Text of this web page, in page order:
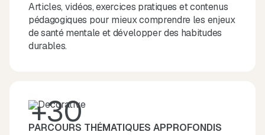
Articles, vidéos, exercices pratiques et contenus
pédagogiques pour mieux comprendre les enjeux
de santé mentale et développer des habitudes
durables.
+30
PARCOURS THÉMATIQUES APPROFONDIS